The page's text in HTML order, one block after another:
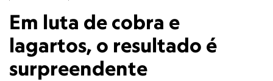
Em luta de cobra e
lagartos, o resultado é
surpreendente